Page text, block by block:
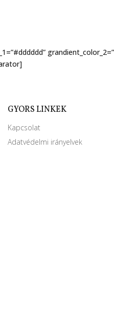
GYORS LINKEK
Kapcsolat
Adatvédelmi irányelvek